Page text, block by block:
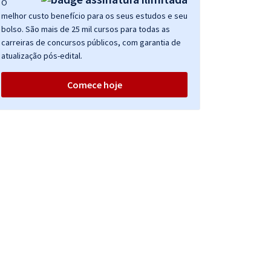
O
melhor custo benefício para os seus estudos e seu
bolso. São mais de 25 mil cursos para todas as
carreiras de concursos públicos, com garantia de
atualização pós-edital.
Comece hoje